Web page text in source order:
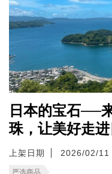
日本的宝石──
珠，让美好走进
上架日期 2026/02/11
严选商品